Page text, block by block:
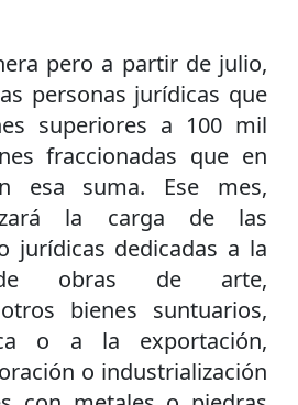
pero a partir de julio,
personas jurídicas que
superiores a 100 mil
fraccionadas que en
esa suma. Ese mes,
la carga de las
jurídicas dedicadas a la
de obras de arte,
bienes suntuarios,
o a la exportación,
o industrialización